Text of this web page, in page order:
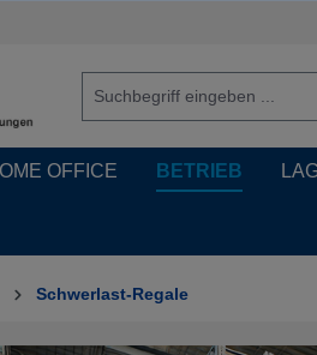
OFFICE BETRIEB
Schwerlast-Regale